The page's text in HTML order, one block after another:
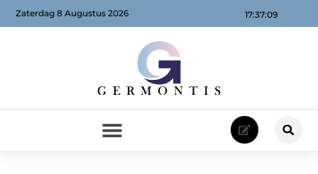
17:37:10
Zaterdag 8 Augustus 2026